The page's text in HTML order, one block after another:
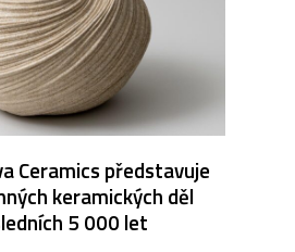
Ceramics představuje
keramických děl
5 000 let